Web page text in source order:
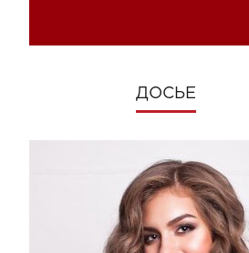
ДОСЬЕ